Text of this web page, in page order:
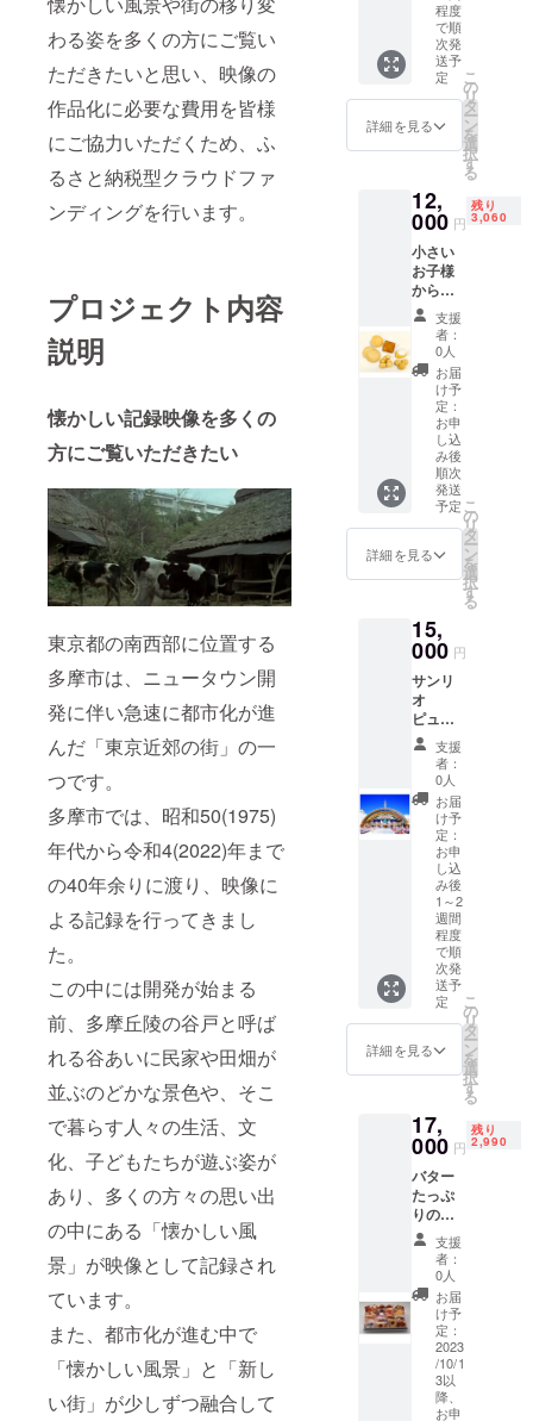
わる姿を多くの方にご覧い
ただきたいと思い、映像の
作品化に必要な費用を皆様
にご協力いただくため、ふ
るさと納税型クラウドファ
ンディングを行います。
プロジェクト内容
説明
懐かしい記録映像を多くの
方にご覧いただきたい
東京都の南西部に位置する
多摩市は、ニュータウン開
発に伴い急速に都市化が進
んだ「東京近郊の街」の一
つです。
多摩市では、昭和50(1975)
年代から令和4(2022)年まで
の40年余りに渡り、映像に
よる記録を行ってきまし
た。
この中には開発が始まる
前、多摩丘陵の谷戸と呼ば
れる谷あいに民家や田畑が
並ぶのどかな景色や、そこ
で暮らす人々の生活、文
化、子どもたちが遊ぶ姿が
あり、多くの方々の思い出
の中にある「懐かしい風
景」が映像として記録され
ています。
また、都市化が進む中で
「懐かしい風景」と「新し
い街」が少しずつ融合して
徒歩1分
♪ お風
呂・岩
盤浴・
ボディ
食事・
リラッ
が充実
の大型
温浴施
設にな
りま
す。 ★
人気の
炭酸泉
など多
彩なお
風呂が
あるだ
けでな
く、追
加料金
なしで
楽しめ
る7種類
の岩盤
浴が人
気 ★0
のお子
さんは
入館料
無料!ベ
ビーバ
スのご
用意も
ありま
す(男女
各1つず
つ) ★
キッズ
スペー
スにボ
ウリン
グや
ゲーム
コー
ナー・
カラオ
ケ・
ダー
ツ・そ
して話
題のボ
ングは
小学生
以下無
料! ご家
族から
お一人
様まで1
日中滞
在を満
喫でき
る施設
です。
■お礼品
の内容
につい
て ・永
程度
で順
次発
送予
定
詳細を見る
こ
の
リ
タ
ー
ン
を
選
択
す
る
12,
000 円
残り
3,060
小さい
お子様
からご
年配の
方ま
で、誰
もが
知って
いる定
番の焼
き菓子
を、ナ
チュラ
ンドが
厳選し
で丁寧
に焼き
一口食
べれば
ほろり
と溶け
てバ
ターが
香り、
甘すぎ
ずくど
くな
い、シ
ンプル
でやさ
しい味
のマド
レー
ヌ。 バ
ターの
リッチ
な香り
と風味
つ、
さっく
フィナ
ン
シェ。
レモン
果汁と
栽培期
間中農
薬不使
用の国
産レモ
ンの皮
を使
い、酸
味のき
いた爽
やかな
支援
者：
0人
お届
け予
定：
お申
し込
み後
順次
発送
予定
詳細を見る
こ
の
リ
タ
ー
ン
を
選
択
す
る
15,
000 円
サンリ
オ
ピュー
ロラン
ドデイ
パス
ポート
(大小人
シニア
共通)が
1枚 ハ
ローキ
ティや
マイメ
ロディ
をはじ
めとし
た、た
くさん
の人気
サンリ
オキャ
ターと
ふれあ
える
テーマ
パーク!
全館屋
内型施
設だか
ら、雨
が降っ
ても大
丈夫!1
日中快
適に過
ごせる
よ♪
支援
者：
0人
お届
け予
定：
お申
し込
み後
1～2
週間
程度
で順
次発
送予
定
詳細を見る
こ
の
リ
タ
ー
ン
を
選
択
す
る
17,
000 円
残り
2,990
バター
たっぷ
りの
フィナ
ン
シェ、
直前に
アーモ
ンドを
挽いて
作る
アーモ
ンド
支援
者：
0人
お届
け予
定：
2023
/10/1
3以
降、
お申